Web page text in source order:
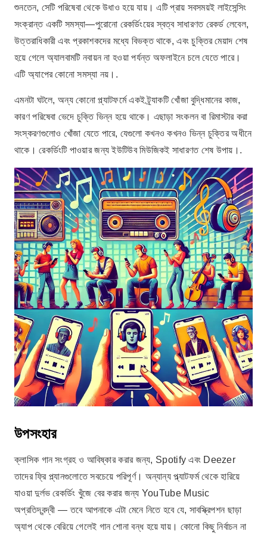
শুনতেন, সেটি পরিষেবা থেকে উধাও হয়ে যায়। এটি প্রায় সবসময়ই লাইসেন্সিং
সংক্রান্ত একটি সমস্যা—পুরোনো রেকর্ডিংয়ের স্বত্ব সাধারণত রেকর্ড লেবেল,
উত্তরাধিকারী এবং প্রকাশকদের মধ্যে বিভক্ত থাকে, এবং চুক্তির মেয়াদ শেষ
হয়ে গেলে অ্যালবামটি নবায়ন না হওয়া পর্যন্ত অফলাইনে চলে যেতে পারে।
এটি অ্যাপের কোনো সমস্যা নয়।.
এমনটা ঘটলে, অন্য কোনো প্ল্যাটফর্মে একই ট্র্যাকটি খোঁজা বুদ্ধিমানের কাজ,
কারণ পরিষেবা ভেদে চুক্তি ভিন্ন হয়ে থাকে। এছাড়া সংকলন বা রিমাস্টার করা
সংস্করণগুলোও খোঁজা যেতে পারে, যেগুলো কখনও কখনও ভিন্ন চুক্তির অধীনে
থাকে। রেকর্ডিংটি পাওয়ার জন্য ইউটিউব মিউজিকই সাধারণত শেষ উপায়।.
উপসংহার
ক্লাসিক গান সংগ্রহ ও আবিষ্কার করার জন্য, Spotify এবং Deezer
তাদের ফ্রি প্ল্যানগুলোতে সবচেয়ে পরিপূর্ণ। অন্যান্য প্ল্যাটফর্ম থেকে হারিয়ে
যাওয়া দুর্লভ রেকর্ডিং খুঁজে বের করার জন্য YouTube Music
অপ্রতিদ্বন্দ্বী — তবে আপনাকে এটা মেনে নিতে হবে যে, সাবস্ক্রিপশন ছাড়া
অ্যাপ থেকে বেরিয়ে গেলেই গান শোনা বন্ধ হয়ে যায়। কোনো কিছু নির্বাচন না